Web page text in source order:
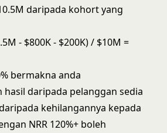
daripada kohort yang
- $800K - $200K) / $10M =
bermakna anda
daripada pelanggan sedia
kehilangannya kepada
NRR 120%+ boleh